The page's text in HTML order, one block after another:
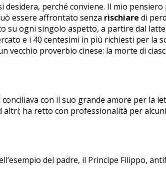
perché conviene. Il mio
essere affrontato senza rischiare di
ogni singolo aspetto, a partire dal
e i 40 centesimi in più richiesti per la
proverbio cinese: la morte di
con il suo grande amore per la
ha retto con professionalità per
del padre, il Principe Filippo,